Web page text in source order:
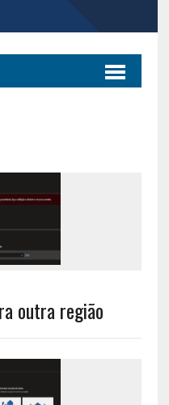
outra região